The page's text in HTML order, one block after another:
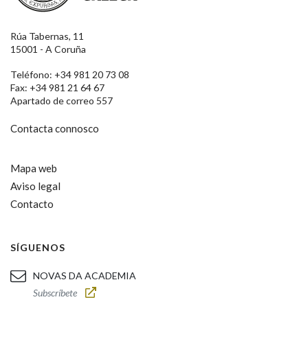
Rúa Tabernas, 11
15001 - A Coruña
Teléfono: +34 981 20 73 08
Fax: +34 981 21 64 67
Apartado de correo 557
Contacta connosco
Mapa web
Aviso legal
Contacto
SÍGUENOS
NOVAS DA ACADEMIA
Subscríbete